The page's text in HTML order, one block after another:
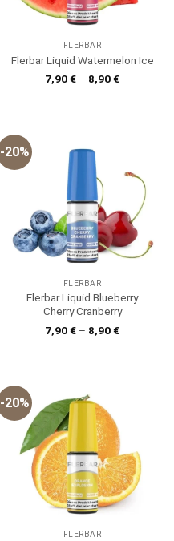
FLERBAR
Flerbar Liquid Watermelon Ice
7,90€ – 8,90€
-20%
FLERBAR
Flerbar Liquid Blueberry
Cherry Cranberry
7,90€ – 8,90€
-20%
FLERBAR